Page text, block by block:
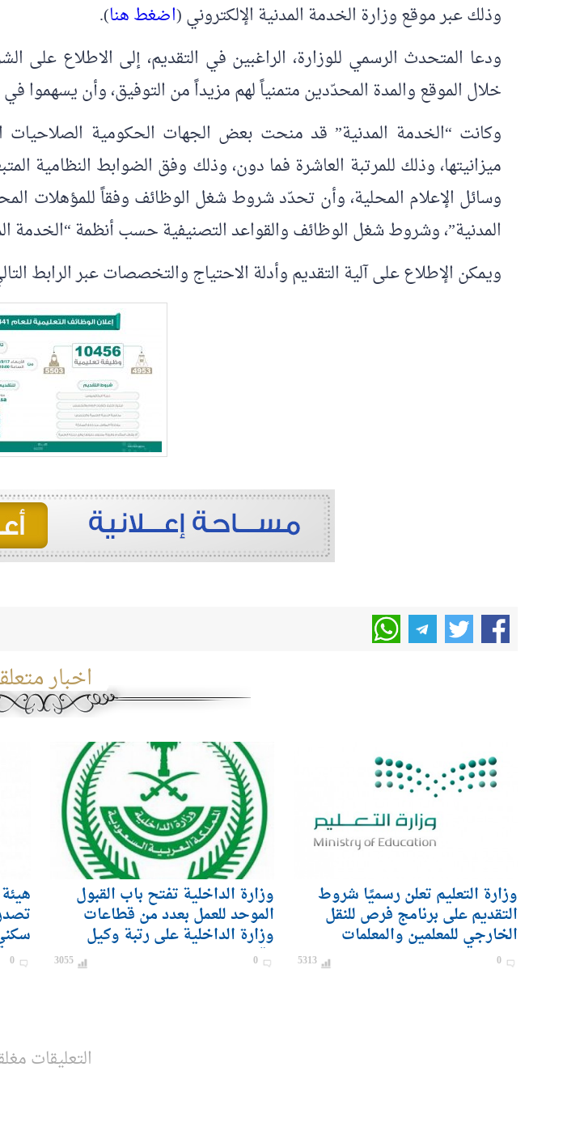
وذلك عبر موقع وزارة الخدمة المدنية الإلكتروني (اضغط هنا).
ودعا المتحدث الرسمي للوزارة، الراغبين في التقديم، إلى الاطلاع على
خلال الموقع والمدة المحدّدين متمنياً لهم مزيداً من التوفيق، وأن يسهموا في
وكانت “الخدمة المدنية” قد منحت بعض الجهات الحكومية الصلاحيات
ميزانيتها، وذلك للمرتبة العاشرة فما دون، وذلك وفق الضوابط النظامية
وسائل الإعلام المحلية، وأن تحدّد شروط شغل الوظائف وفقاً للمؤهلات
المدنية”، وشروط شغل الوظائف والقواعد التصنيفية حسب أنظمة “الخدمة
ويمكن الإطلاع على آلية التقديم وأدلة الاحتياج والتخصصات عبر الرابط
اخبار
وزارة التعليم تعلن رسميًا شروط
التقديم على برنامج فرص للنقل
الخارجي للمعلمين والمعلمات
0
5313
وزارة الداخلية تفتح باب القبول
الموحد للعمل بعدد من قطاعات
وزارة الداخلية على رتبة وكيل
رقيب – جندي) للرجال
0
3055
0
التعليقات